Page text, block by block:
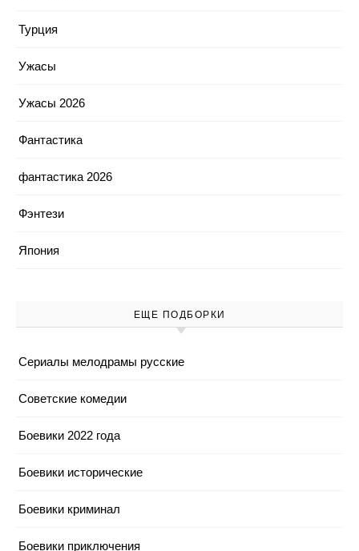
Турция
Ужасы
Ужасы 2026
Фантастика
фантастика 2026
Фэнтези
Япония
ЕЩЕ ПОДБОРКИ
Cериалы мелодрамы русские
Cоветские комедии
Боевики 2022 года
Боевики исторические
Боевики криминал
Боевики приключения